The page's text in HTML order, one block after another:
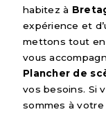
habitez à
expérience et
mettons tout en
vous
Plancher de
vos besoins. Si
sommes à